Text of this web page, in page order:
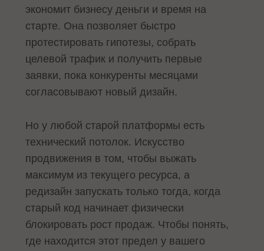
экономит бизнесу деньги и время на
старте. Она позволяет быстро
протестировать гипотезы, собрать
целевой трафик и получить первые
заявки, пока конкуренты месяцами
согласовывают новый дизайн.
Но у любой старой платформы есть
технический потолок. Искусство
продвижения в том, чтобы выжать
максимум из текущего ресурса, а
редизайн запускать только тогда, когда
старый код начинает физически
блокировать рост продаж. Чтобы понять,
где находится этот предел у вашего